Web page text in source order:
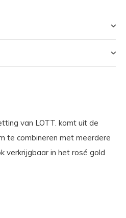
van LOTT. komt uit de
te combineren met meerdere
verkrijgbaar in het rosé gold